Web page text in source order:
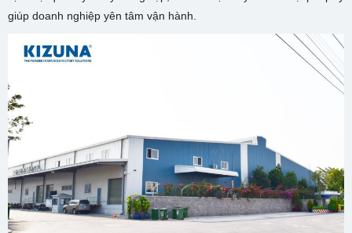
giúp doanh nghiệp yên tâm vận hành.